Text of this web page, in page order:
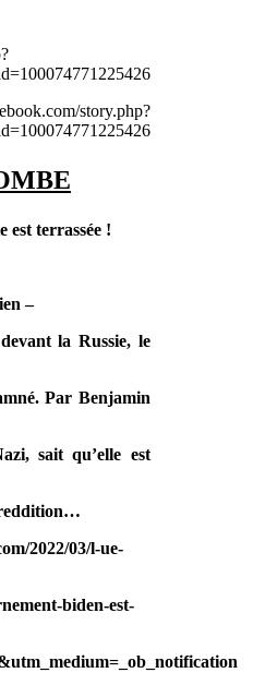
story.php?
est terrassée !
–
la Russie, le
Par Benjamin
sait qu’elle est
reddition…
2022/03/l-ue-
biden-est-